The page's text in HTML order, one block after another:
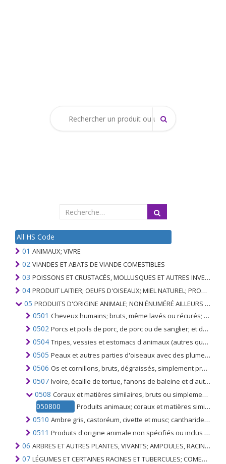
All HS Code
01 ANIMAUX; VIVRE
02 VIANDES ET ABATS DE VIANDE COMESTIBLES
03 POISSONS ET CRUSTACÉS, MOLLUSQUES ET AUTRES INVERTÉBRÉS AQUATIQUES
04 PRODUIT LAITIER; OEUFS D'OISEAUX; MIEL NATUREL; PRODUITS COMESTIBLES D'ORIGINE ANIMALE, NON ÉNUMÉRÉS AILLEURS OU INCLUS
05 PRODUITS D'ORIGINE ANIMALE; NON ÉNUMÉRÉ AILLEURS OU INCLUS
0501 Cheveux humains; bruts, même lavés ou récurés; perte de cheveux humains
0502 Porcs et poils de porc, de porc ou de sanglier; et déchets de ceux-ci
0504 Tripes, vessies et estomacs d'animaux (autres que les poissons); entiers ou en morceaux, frais, réfrigérés, congelés, salés ou en saumure, séchés ou fumés
0505 Peaux et autres parties d'oiseaux avec des plumes, vers le bas; plumes, duvet et leurs parties; pas plus travaillé que nettoyé, désinfecté, traité pour la conservation; Poudre, déchets et parties de plumes
0506 Os et cornillons, bruts, dégraissés, simplement préparés (mais non découpés en forme), traités à l'acide ou dégélatinés; poudre et déchets de ces produits
0507 Ivoire, écaille de tortue, fanons de baleine et d'autres mammifères marins, cornes, bois, sabots, ongles, griffes et becs, bruts ou simplement préparés, non découpés en forme; déchets et poudres de ces produits
0508 Coraux et matières similaires, bruts ou simplement préparés, coquilles de mollusques, crustacés ou échinodermes et os de seiches, non découpés en poudre et leurs déchets
050800 Produits animaux; coraux et matières similaires, coquilles de mollusques, crustacés, échinodermes, os de seiches, bruts ou simplement préparés, mais non découpés en forme, poudres et déchets
0510 Ambre gris, castoréum, civette et musc; cantharides; bile, séchés ou non glandes, autres produits d'origine animale utilisés dans la préparation de produits pharmaceutiques, frais réfrigérés, congelés ou autrement conservés de façon provisoire
0511 Produits d'origine animale non spécifiés ou inclus ailleurs animaux morts des chapitres 1 ou 3, impropres à la consommation humaine
06 ARBRES ET AUTRES PLANTES, VIVANTS; AMPOULES, RACINES ET ANALOGUES; FLEURS COUPEES ET FEUILLAGE ORNEMENTAL
07 LÉGUMES ET CERTAINES RACINES ET TUBERCULES; COMESTIBLE